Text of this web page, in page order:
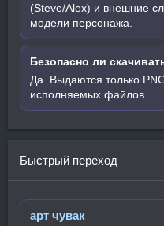
(Steve/Alex) и внешние
модели персонажа.
Безопасно ли
Да. Выдаются только
исполняемых файлов.
Быстрый переход
арт чувак